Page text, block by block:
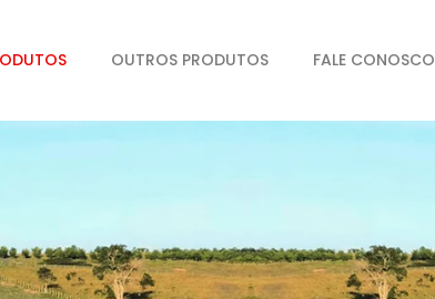
OUTROS PRODUTOS FALE CONOSCO